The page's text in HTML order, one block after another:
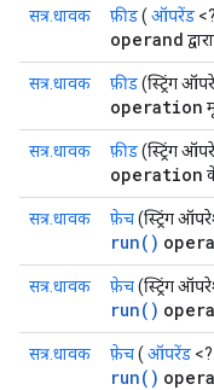
सत्र.धावक फ़ीड( ऑपरेंड
operand
सत्र.धावक फ़ीड(स्ट्रिंग
operation
सत्र.धावक फ़ीड(स्ट्रिंग
operation
सत्र.धावक फ़ेच(स्ट्रिंग
run()
सत्र.धावक फ़ेच(स्ट्रिंग
run()
सत्र.धावक फ़ेच( ऑपरेंड
run()